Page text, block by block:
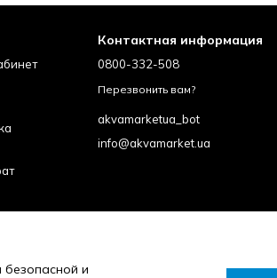
Контактная информация
0800-332-508
Перезвонить вам?
akvamarketua_bot
info@akvamarket.ua
безопасной и